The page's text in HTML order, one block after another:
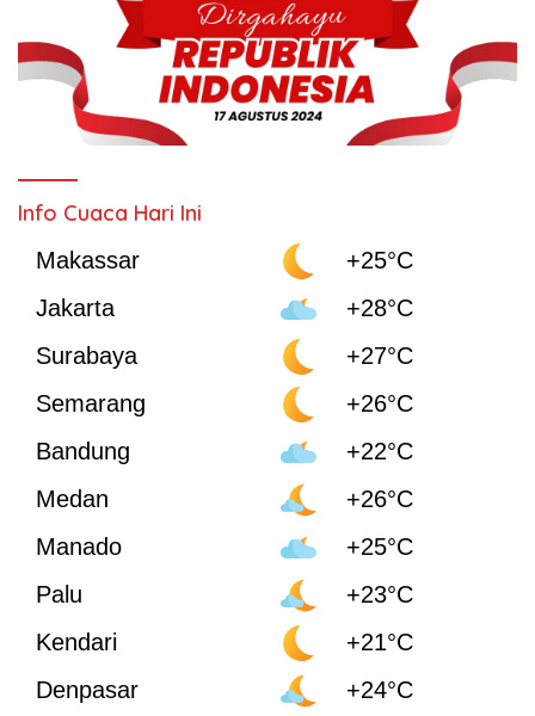
Info Cuaca Hari Ini
Makassar
+25°C
Jakarta
+28°C
Surabaya
+27°C
Semarang
+26°C
Bandung
+22°C
Medan
+26°C
Manado
+25°C
Palu
+23°C
Kendari
+21°C
Denpasar
+24°C